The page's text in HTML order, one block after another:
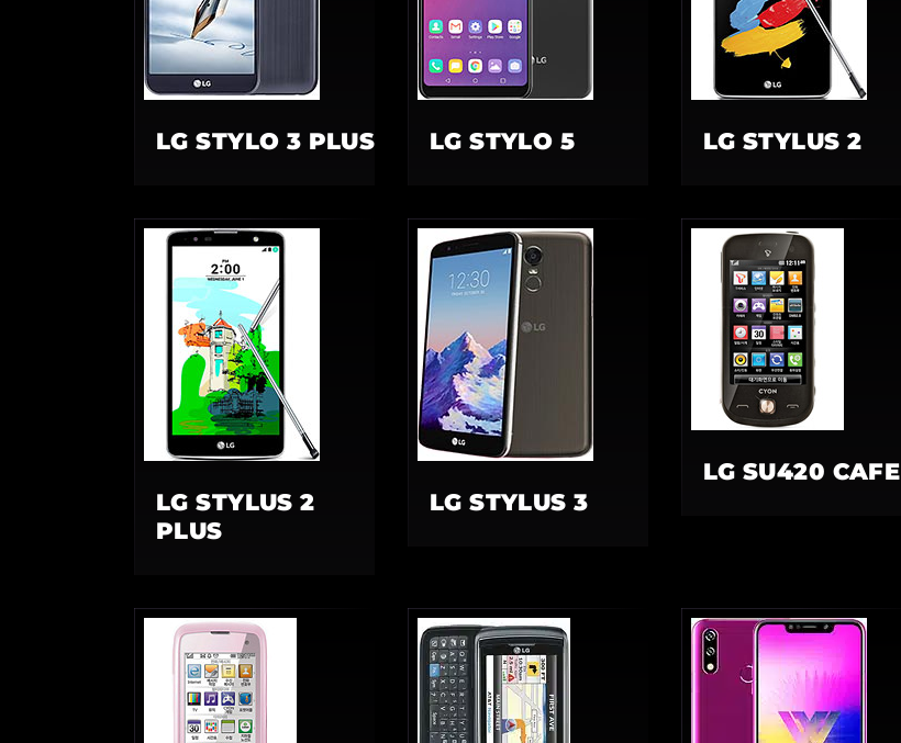
LG STYLO 3 PLUS LG STYLO 5 LG STYLUS 2
LG STYLUS 2
PLUS
LG STYLUS 3
LG SU420 CAFE